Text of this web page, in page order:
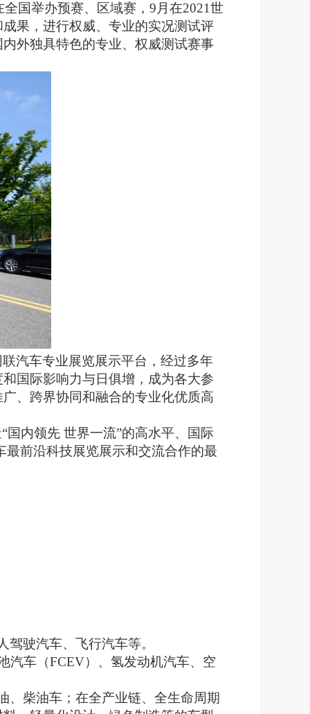
国举办预赛、区域赛，9月在2021世
果，进行权威、专业的实况测试评
外独具特色的专业、权威测试赛事
汽车专业展览展示平台，经过多年
国际影响力与日俱增，成为各大参
、跨界协同和融合的专业化优质高
国内领先 世界一流”的高水平、国际
前沿科技展览展示和交流合作的最
驶汽车、飞行汽车等。
汽车（FCEV）、氢发动机汽车、空
、柴油车；在全产业链、全生命周期